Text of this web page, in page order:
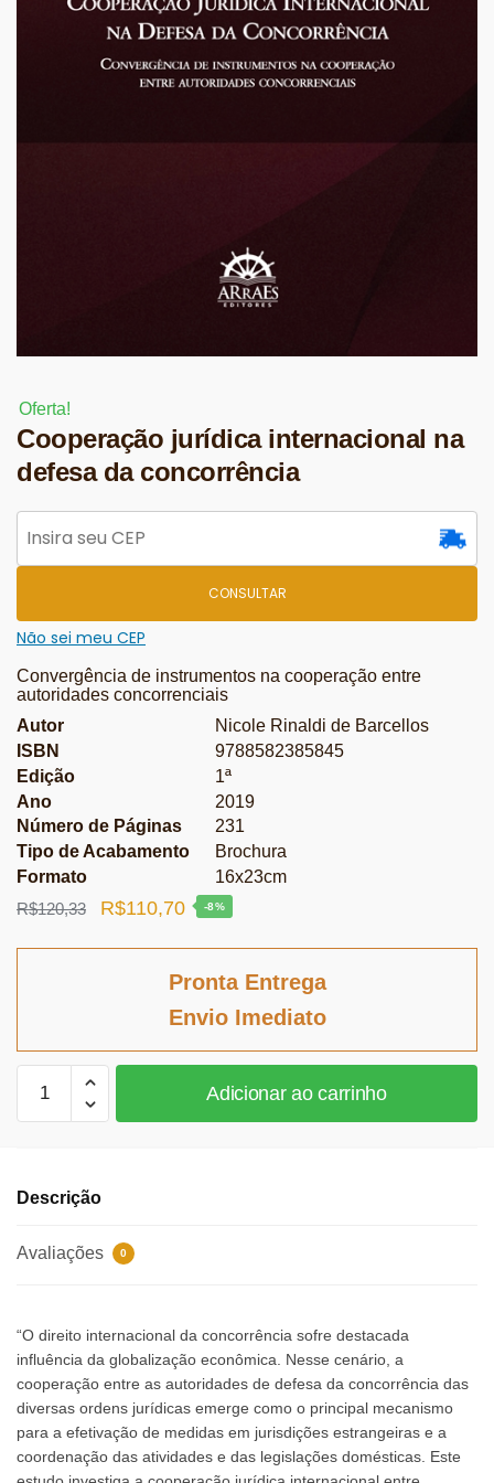
Oferta!
Cooperação jurídica internacional na
defesa da concorrência
CONSULTAR
Não sei meu CEP
Convergência de instrumentos na cooperação entre
autoridades concorrenciais
Autor
Nicole Rinaldi de Barcellos
ISBN
9788582385845
Edição
1ª
Ano
2019
Número de Páginas
231
Tipo de Acabamento
Brochura
Formato
16x23cm
R$120,33
O
R$110,70O
atual
-8%
Pronta Entrega
Envio Imediato
Cooperação
jurídica
da
quantidade
Adicionar ao carrinho
Descrição
Avaliações 0
“O direito internacional da concorrência sofre destacada
influência da globalização econômica. Nesse cenário, a
cooperação entre as autoridades de defesa da concorrência das
diversas ordens jurídicas emerge como o principal mecanismo
para a efetivação de medidas em jurisdições estrangeiras e a
coordenação das atividades e das legislações domésticas. Este